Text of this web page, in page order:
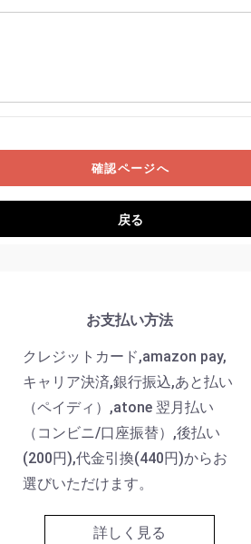
確認ページへ
戻る
お支払い方法
クレジットカード,amazon pay,
キャリア決済,銀行振込,あと払い
（ペイディ）,atone 翌月払い
（コンビニ/口座振替）,後払い
(200円),代金引換(440円)からお
選びいただけます。
詳しく見る